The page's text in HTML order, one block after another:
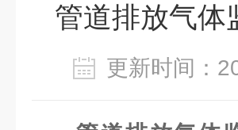
管道排放气体
更新时间